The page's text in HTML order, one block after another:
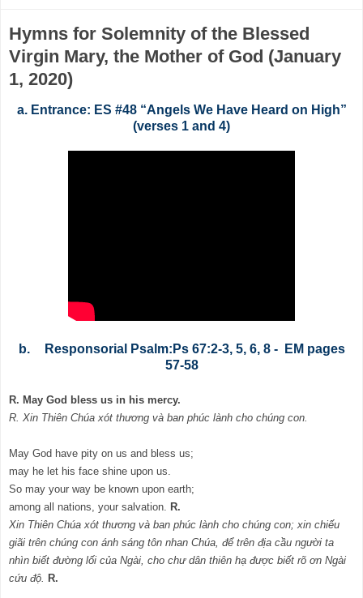
Hymns for Solemnity of the Blessed
Virgin Mary, the Mother of God (January
1, 2020)
a. Entrance: ES #48 “Angels We Have Heard on High”
(verses 1 and 4)
b.
Responsorial Psalm:Ps 67:2-3, 5, 6, 8 - EM pages
57-58
R. May God bless us in his mercy.
R. Xin Thiên Chúa xót thương và ban phúc lành cho chúng con.
May God have pity on us and bless us;
may he let his face shine upon us.
So may your way be known upon earth;
among all nations, your salvation. R.
Xin Thiên Chúa xót thương và ban phúc lành cho chúng con; xin chiếu
giãi trên chúng con ánh sáng tôn nhan Chúa, để trên địa cầu người ta
nhìn biết đường lối của Ngài, cho chư dân thiên hạ được biết rõ ơn Ngài
cứu độ. R.